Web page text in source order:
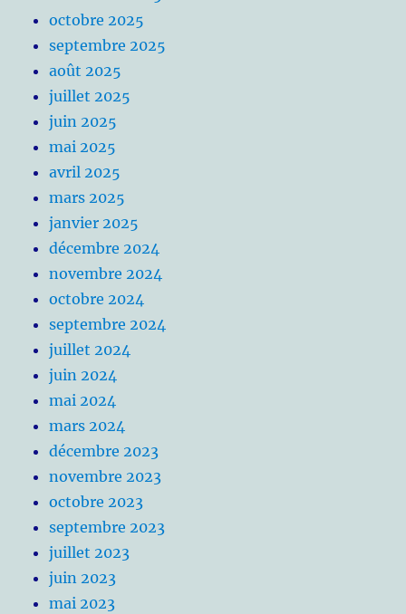
octobre 2025
septembre 2025
août 2025
juillet 2025
juin 2025
mai 2025
avril 2025
mars 2025
janvier 2025
décembre 2024
novembre 2024
octobre 2024
septembre 2024
juillet 2024
juin 2024
mai 2024
mars 2024
décembre 2023
novembre 2023
octobre 2023
septembre 2023
juillet 2023
juin 2023
mai 2023